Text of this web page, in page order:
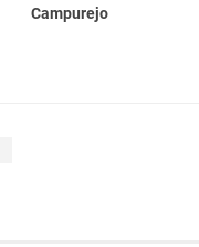
Campurejo